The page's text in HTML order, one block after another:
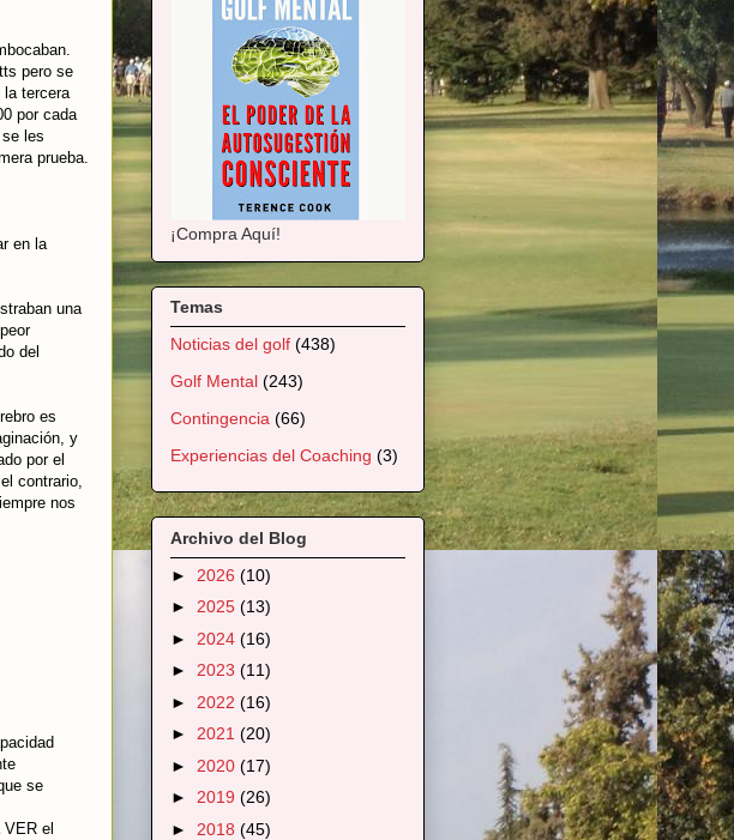
pero se
la tercera
por cada
les
prueba.
en la
una
del
es
y
por el
contrario,
nos
se
el
¡Compra Aquí!
Temas
Noticias del golf (438)
Golf Mental (243)
Contingencia (66)
Experiencias del Coaching (3)
Archivo del Blog
► 2026 (10)
► 2025 (13)
► 2024 (16)
► 2023 (11)
► 2022 (16)
► 2021 (20)
► 2020 (17)
► 2019 (26)
► 2018 (45)